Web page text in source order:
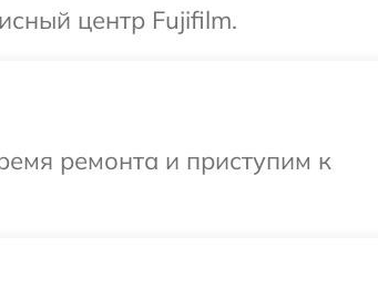
центр Fujifilm.
ремонта и приступим к